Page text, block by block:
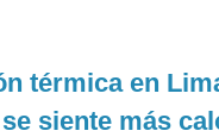
térmica en
siente más